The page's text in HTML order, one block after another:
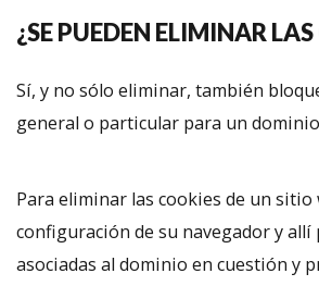
¿SE PUEDEN ELIMINAR
Sí, y no sólo eliminar, también
general o particular para un
Para eliminar las cookies de un sitio
configuración de su navegador y allí
asociadas al dominio en cuestión y